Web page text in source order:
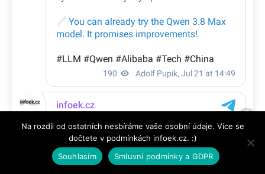
Na rozdíl od ostatních nesbíráme vaše osobní údaje. Více se
dočtete v podmínkách infoek.cz. :)
Souhlasím
Smluvní podmínky a GDPR